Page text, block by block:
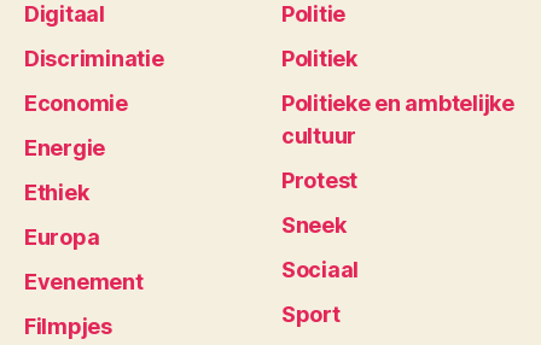
Digitaal
Discriminatie
Economie
Energie
Ethiek
Europa
Evenement
Filmpjes
Politie
Politiek
Politieke en ambtelijke
cultuur
Protest
Sneek
Sociaal
Sport